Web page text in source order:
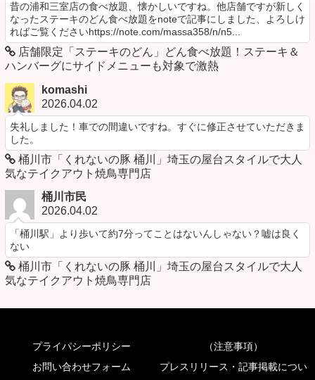
昔の浦和三室店の食べ放題、懐かしいですね。他店舗ですが新しく
なったステーキのどん食べ放題をnoteで記事にしました、よろしけ
ればご覧くださいhttps://note.com/massa358/n/n5...
店舗限定「ステーキのどん」どん食べ放題！ステーキ＆
ハンバーグにサイドメニューも対象で激熱
komashi
2026.04.02
失礼しました！車での間違いですね。すぐに修正させていただきま
した。
桶川市「くれないの豚 桶川」埼玉の屋台スタイルで大人
気なテイクアウト焼鳥専門店
桶川市民
2026.04.02
「桶川駅」より歩いて約7分ってことはないんしゃない？嘘は良く
ない
桶川市「くれないの豚 桶川」埼玉の屋台スタイルで大人
気なテイクアウト焼鳥専門店
プライパシーポリシー
（注意事項）
お問い合わせフォーム
プレスリリース・記事掲載につい